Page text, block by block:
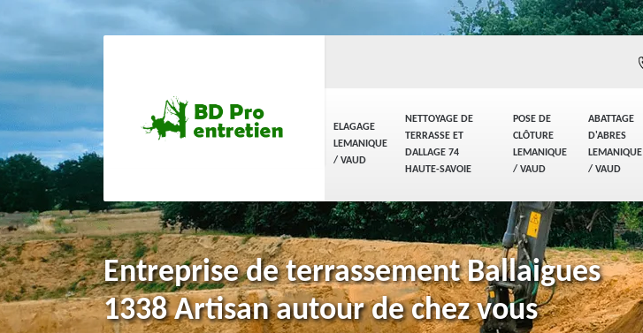
ELAGAGE
LEMANIQUE
/ VAUD
NETTOYAGE DE
TERRASSE ET
DALLAGE 74
HAUTE-SAVOIE
POSE DE
CLÔTURE
LEMANIQUE
/ VAUD
ABATTAGE
D'ABRES
LEMANIQUE
/ VAUD
Entreprise de terrassement Ballaigues
1338 Artisan autour de chez vous